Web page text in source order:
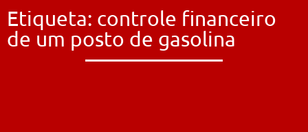
Etiqueta: controle financeiro
de um posto de gasolina